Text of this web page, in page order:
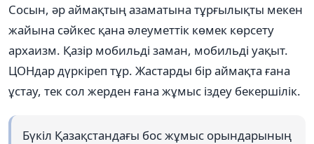
Сосын, әр аймақтың азаматына тұрғылықты мекен
жайына сәйкес қана әлеуметтік көмек көрсету
архаизм. Қазір мобильді заман, мобильді уақыт.
ЦОНдар дүркіреп тұр. Жастарды бір аймақта ғана
ұстау, тек сол жерден ғана жұмыс іздеу бекершілік.
Бүкіл Қазақстандағы бос жұмыс орындарының